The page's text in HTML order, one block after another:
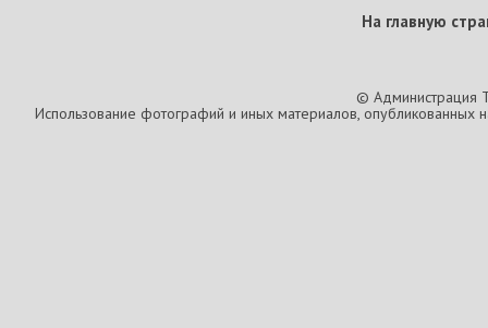
На главную
© Администрация
Использование фотографий и иных материалов, опубликованных